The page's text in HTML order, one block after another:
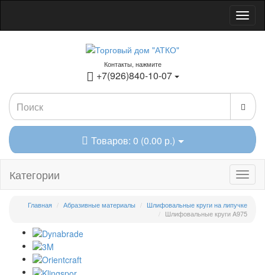
Контакты, нажмите
+7(926)840-10-07
Товаров: 0 (0.00 р.)
Категории
Главная Абразивные материалы
Шлифовальные круги на липучке
Шлифовальные круги A975